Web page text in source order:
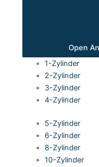
Open
1-Zylinder
2-Zylinder
3-Zylinder
4-Zylinder
5-Zylinder
6-Zylinder
8-Zylinder
10-Zylinder